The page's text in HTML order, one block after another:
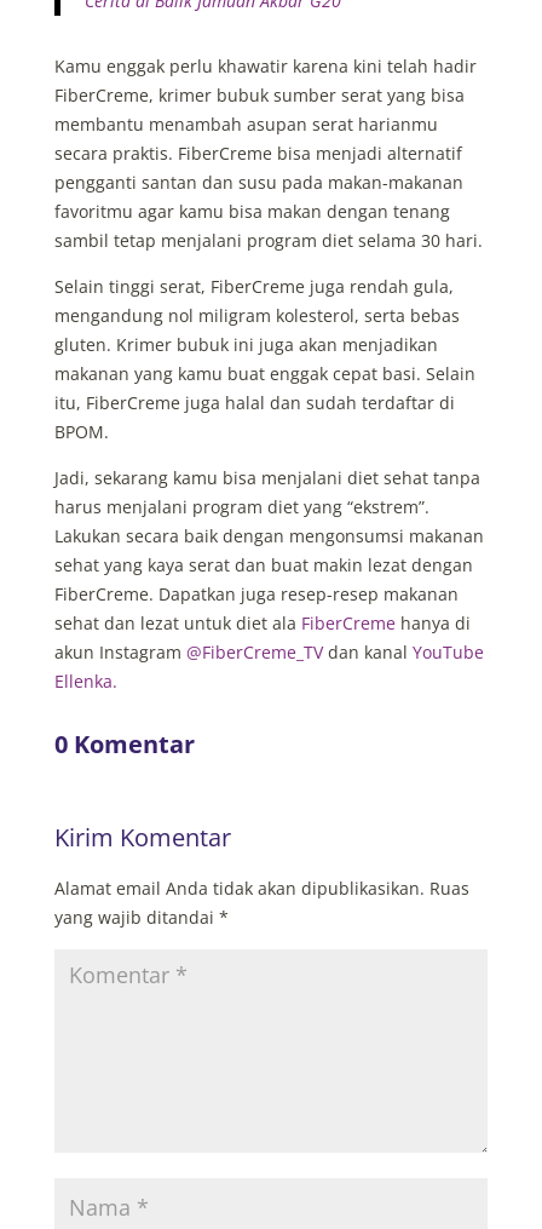
Kamu enggak perlu khawatir karena kini telah hadir
FiberCreme, krimer bubuk sumber serat yang bisa
membantu menambah asupan serat harianmu
secara praktis. FiberCreme bisa menjadi alternatif
pengganti santan dan susu pada makan-makanan
favoritmu agar kamu bisa makan dengan tenang
sambil tetap menjalani program diet selama 30 hari.
Selain tinggi serat, FiberCreme juga rendah gula,
mengandung nol miligram kolesterol, serta bebas
gluten. Krimer bubuk ini juga akan menjadikan
makanan yang kamu buat enggak cepat basi. Selain
itu, FiberCreme juga halal dan sudah terdaftar di
BPOM.
Jadi, sekarang kamu bisa menjalani diet sehat tanpa
harus menjalani program diet yang “ekstrem”.
Lakukan secara baik dengan mengonsumsi makanan
sehat yang kaya serat dan buat makin lezat dengan
FiberCreme. Dapatkan juga resep-resep makanan
sehat dan lezat untuk diet ala FiberCremehanya di
akun Instagram @FiberCreme_TVdan kanal YouTube
Ellenka.
0 Komentar
Kirim Komentar
Alamat email Anda tidak akan dipublikasikan. Ruas
yang wajib ditandai *